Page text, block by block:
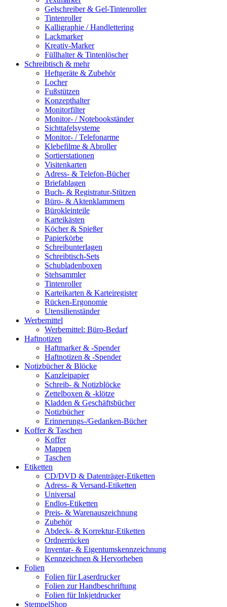
Gelschreiber & Gel-Tintenroller
Tintenroller
Kalligraphie / Handlettering
Lackmarker
Kreativ-Marker
Füllhalter & Tintenlöscher
Schreibtisch & mehr
Heftgeräte & Zubehör
Locher
Fußstützen
Konzepthalter
Monitorfilter
Monitor- / Notebookständer
Sichttafelsysteme
Monitor- / Telefonarme
Klebefilme & Abroller
Sortierstationen
Visitenkarten
Adress- & Telefon-Bücher
Briefablagen
Buch- & Registratur-Stützen
Büro- & Aktenklammern
Bürokleinteile
Karteikästen
Köcher & Spießer
Papierkörbe
Schreibunterlagen
Schreibtisch-Sets
Schubladenboxen
Stehsammler
Tintenroller
Karteikarten & Karteiregister
Rücken-Ergonomie
Utensilienständer
Werbemittel
Werbemittel: Büro-Bedarf
Haftnotizen
Haftmarker & -Spender
Haftnotizen & -Spender
Notizbücher & Blöcke
Kanzleipapier
Schreib- & Notizblöcke
Zettelboxen & -klötze
Kladden & Geschäftsbücher
Notizbücher
Erinnerungs-/Gedanken-Bücher
Koffer & Taschen
Koffer
Mappen
Taschen
Etiketten
CD/DVD & Datenträger-Etiketten
Adress- & Versand-Etiketten
Universal
Endlos-Etiketten
Preis- & Warenauszeichnung
Zubehör
Abdeck- & Korrektur-Etiketten
Ordnerrücken
Inventar- & Eigentumskennzeichnung
Kennzeichnen & Hervorheben
Folien
Folien für Laserdrucker
Folien zur Handbeschriftung
Folien für Inkjetdrucker
StempelShop